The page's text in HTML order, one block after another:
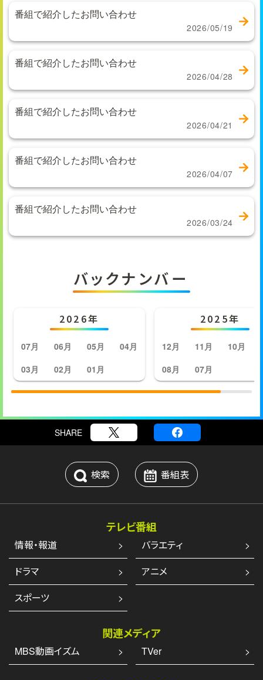
番組で紹介したお問い合わせ
2026/05/19
番組で紹介したお問い合わせ
2026/04/28
番組で紹介したお問い合わせ
2026/04/21
番組で紹介したお問い合わせ
2026/04/07
番組で紹介したお問い合わせ
2026/03/24
バックナンバー
2026年
07月 06月 05月
04月
03月
02月 01月
2025年
12月 11月 10月
08月
07月
SHARE
検索 番組表
テレビ番組
情報・報道
バラエティ
ドラマ
アニメ
スポーツ
関連メディア
MBS動画イズム TVer